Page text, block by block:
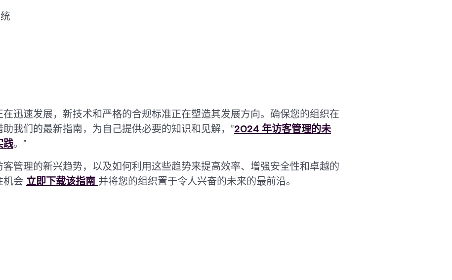
迅速发展，新技术和严格的合规标准正在塑造其发展方向。确保您的组织在
我们的最新指南，为自己提供必要的知识和见解，”2024 年访客管理的未
践。”
管理的新兴趋势，以及如何利用这些趋势来提高效率、增强安全性和卓越的
机会 立即下载该指南 并将您的组织置于令人兴奋的未来的最前沿。